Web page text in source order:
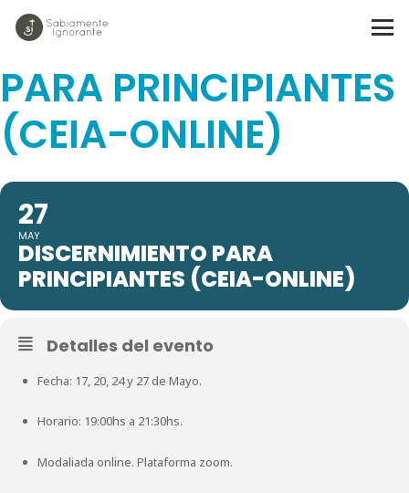
DISCERNIMIENTO
PARA PRINCIPIANTES
(CEIA-ONLINE)
27
MAY
DISCERNIMIENTO PARA
PRINCIPIANTES (CEIA-ONLINE)
Detalles del evento
Fecha: 17, 20, 24 y 27 de Mayo.
Horario: 19:00hs a 21:30hs.
Modaliada online. Plataforma zoom.